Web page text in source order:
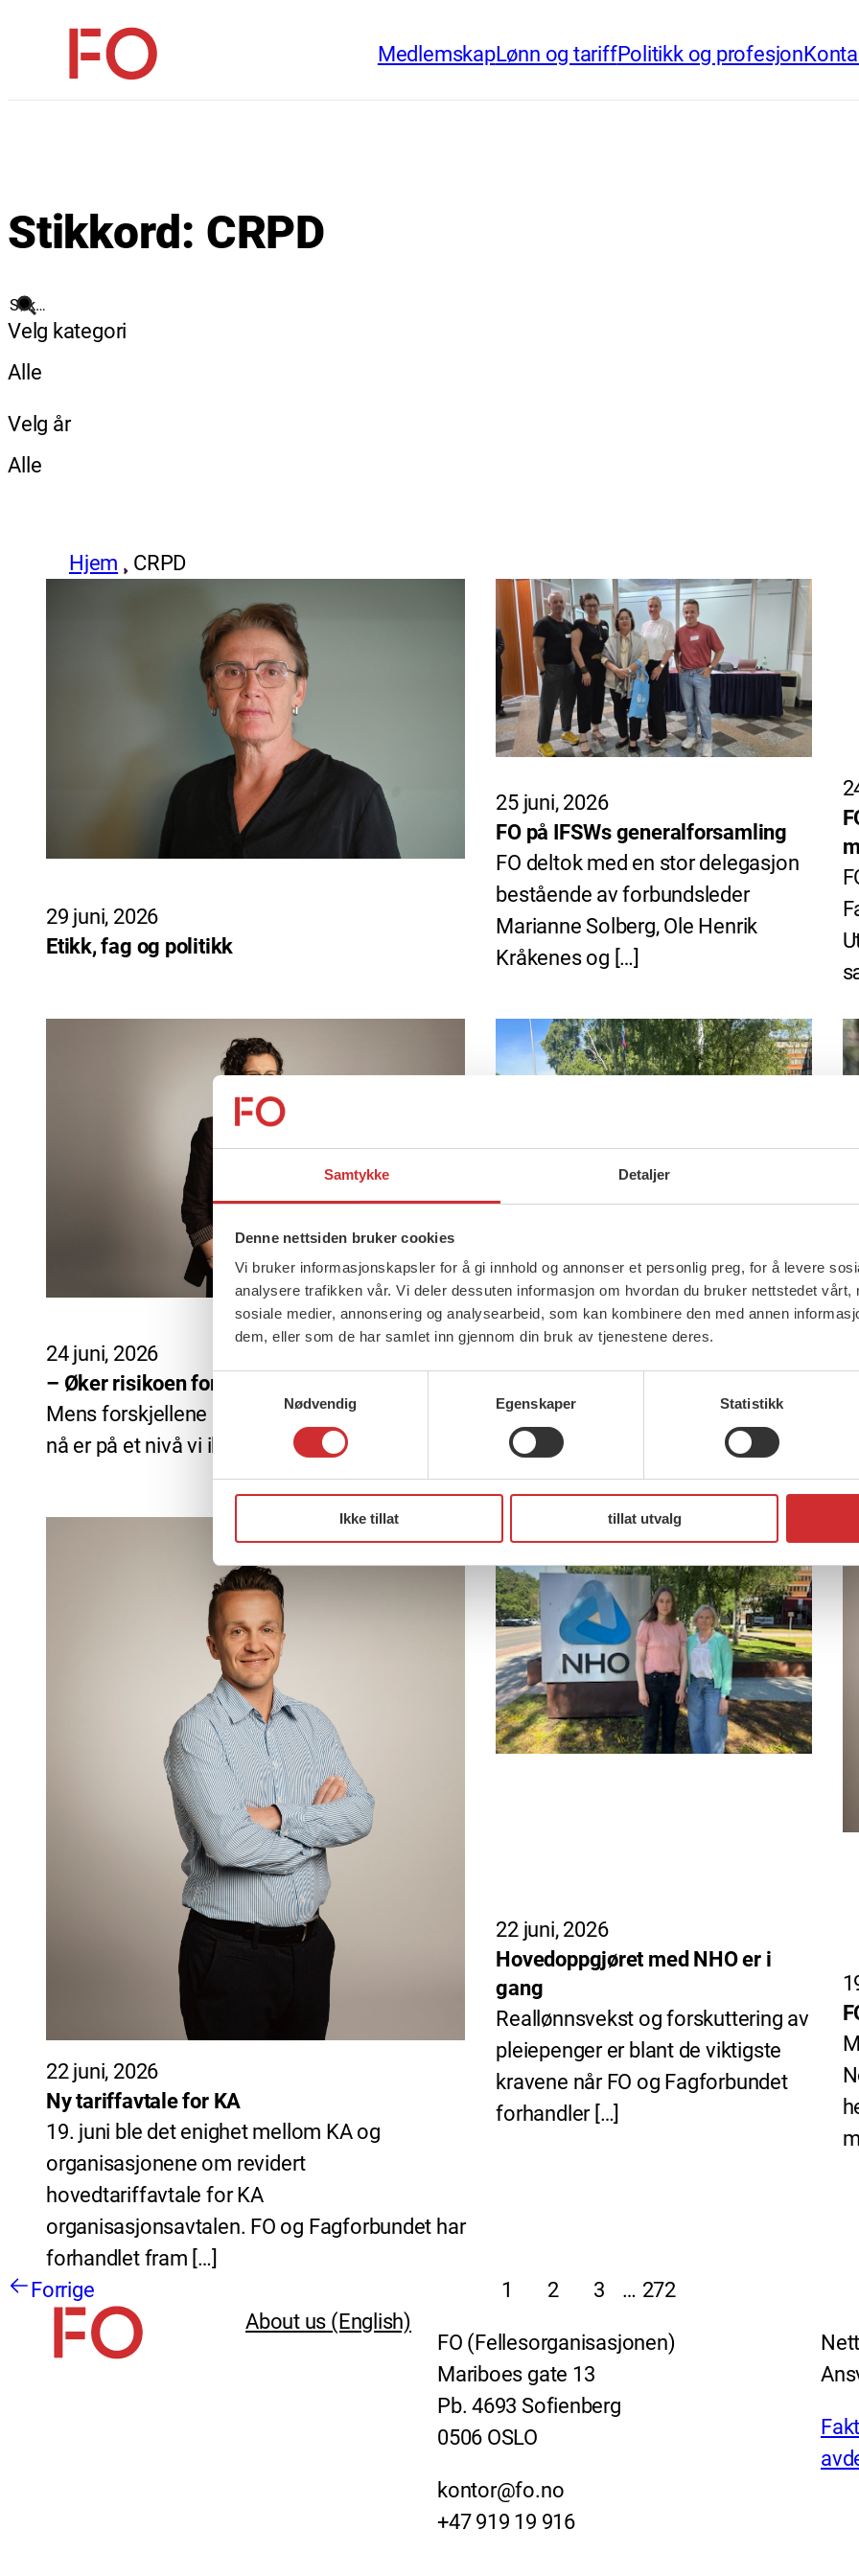
Samtykke Detaljer
Denne nettsiden bruker cookies
Vi bruker informasjonskapsler for å gi innhold og annonser et personlig preg, for å levere
analysere trafikken vår. Vi deler dessuten informasjon om hvordan du bruker nettstedet vårt,
sosiale medier, annonsering og analysearbeid, som kan kombinere den med annen
dem, eller som de har samlet inn gjennom din bruk av tjenestene deres.
Samtykkevalg
Nødvendig
Egenskaper Statistikk
Ikke tillat tillat utvalg
innholdFO
MedlemskapLønn og tariffPolitikk og profesjon
Stikkord: CRPD
Søk
Velg kategori
Alle
Velg år
Alle
Hjem CRPD
29 juni, 2026
Etikk, fag og politikk
25 juni, 2026
FO på IFSWs generalforsamling
FO deltok med en stor delegasjon
bestående av forbundsleder
Marianne Solberg, Ole Henrik
Kråkenes og […]
24 juni, 2026
– Øker risikoen for større forskjeller
Mens forskjellene i Norge fortsetter å øke, og
nå er på et nivå vi ikke har […]
23 juni, 2026
Brudd i oppgjøret for ansatte i
privat helse og omsorg (481)
FOs fremste mål for
forhandlingene var å sikre
medlemmene reallønnsvekst. – Vi
22 juni, 2026
Ny tariffavtale for KA
19. juni ble det enighet mellom KA og
organisasjonene om revidert
hovedtariffavtale for KA
organisasjonsavtalen. FO og Fagforbundet har
forhandlet fram […]
22 juni, 2026
Hovedoppgjøret med NHO er i
gang
Reallønnsvekst og forskuttering av
pleiepenger er blant de viktigste
kravene når FO og Fagforbundet
forhandler […]
Forrige 1 2 3 … 272
About us (English)
FO (Fellesorganisasjonen)
Mariboes gate 13
Pb. 4693 Sofienberg
0506 OSLO
kontor@fo.no
+47 919 19 916